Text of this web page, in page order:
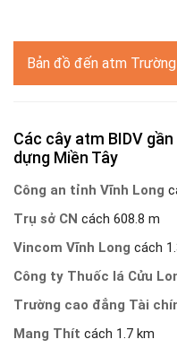
Bản đồ đến atm
Các cây atm BIDV
dựng Miền Tây
Công an tỉnh Vĩnh Long
Trụ sở CN cách 608.8 m
Vincom Vĩnh Long cách
Công ty Thuốc lá Cửu
Trường cao đẳng Tài
Mang Thít cách 1.7 km